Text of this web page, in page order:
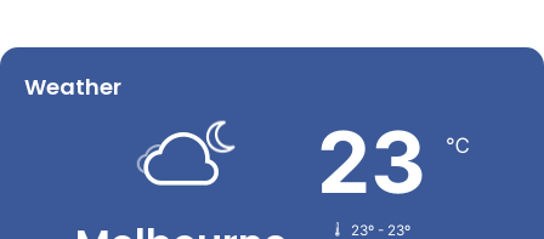
Weather
23 ℃
23º - 23º